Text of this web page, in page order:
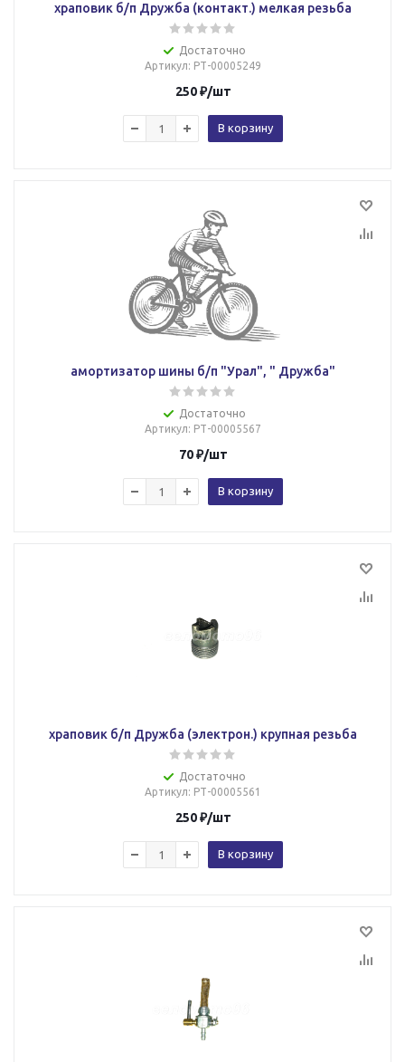
храповик б/п Дружба (контакт.) мелкая резьба
Достаточно
Артикул: РТ-00005249
250₽/шт
В корзину
амортизатор шины б/п "Урал", " Дружба"
Достаточно
Артикул: РТ-00005567
70₽/шт
В корзину
храповик б/п Дружба (электрон.) крупная резьба
Достаточно
Артикул: РТ-00005561
250₽/шт
В корзину